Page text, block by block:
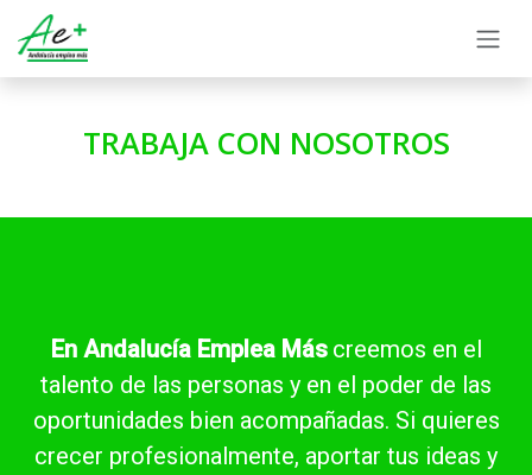
Skip to Content
TRABAJA CON NOSOTROS
En Andalucía Emplea Más creemos en el
talento de las personas y en el poder de las
oportunidades bien acompañadas. Si quieres
crecer profesionalmente, aportar tus ideas y